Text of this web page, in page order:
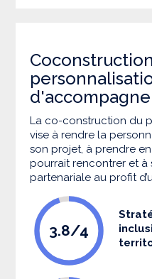
La co-construction du
vise à rendre la
son projet, à prendre
pourrait rencontrer et à
partenariale au profit
3.8/4